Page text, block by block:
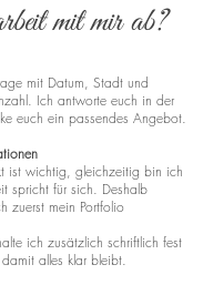
mit mir ab?
mit Datum, Stadt und
Ich antworte euch in der
euch ein passendes Angebot.
ist wichtig, gleichzeitig bin ich
spricht für sich. Deshalb
zuerst mein Portfolio
ich zusätzlich schriftlich fest
alles klar bleibt.